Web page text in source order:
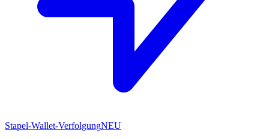
Stapel-Wallet-VerfolgungNEU